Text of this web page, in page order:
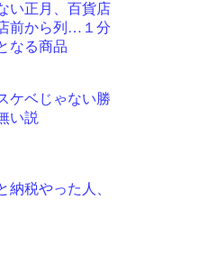
い正月、百貨店
前から列…１分
なる商品
ケベじゃない勝
い説
税やった人、